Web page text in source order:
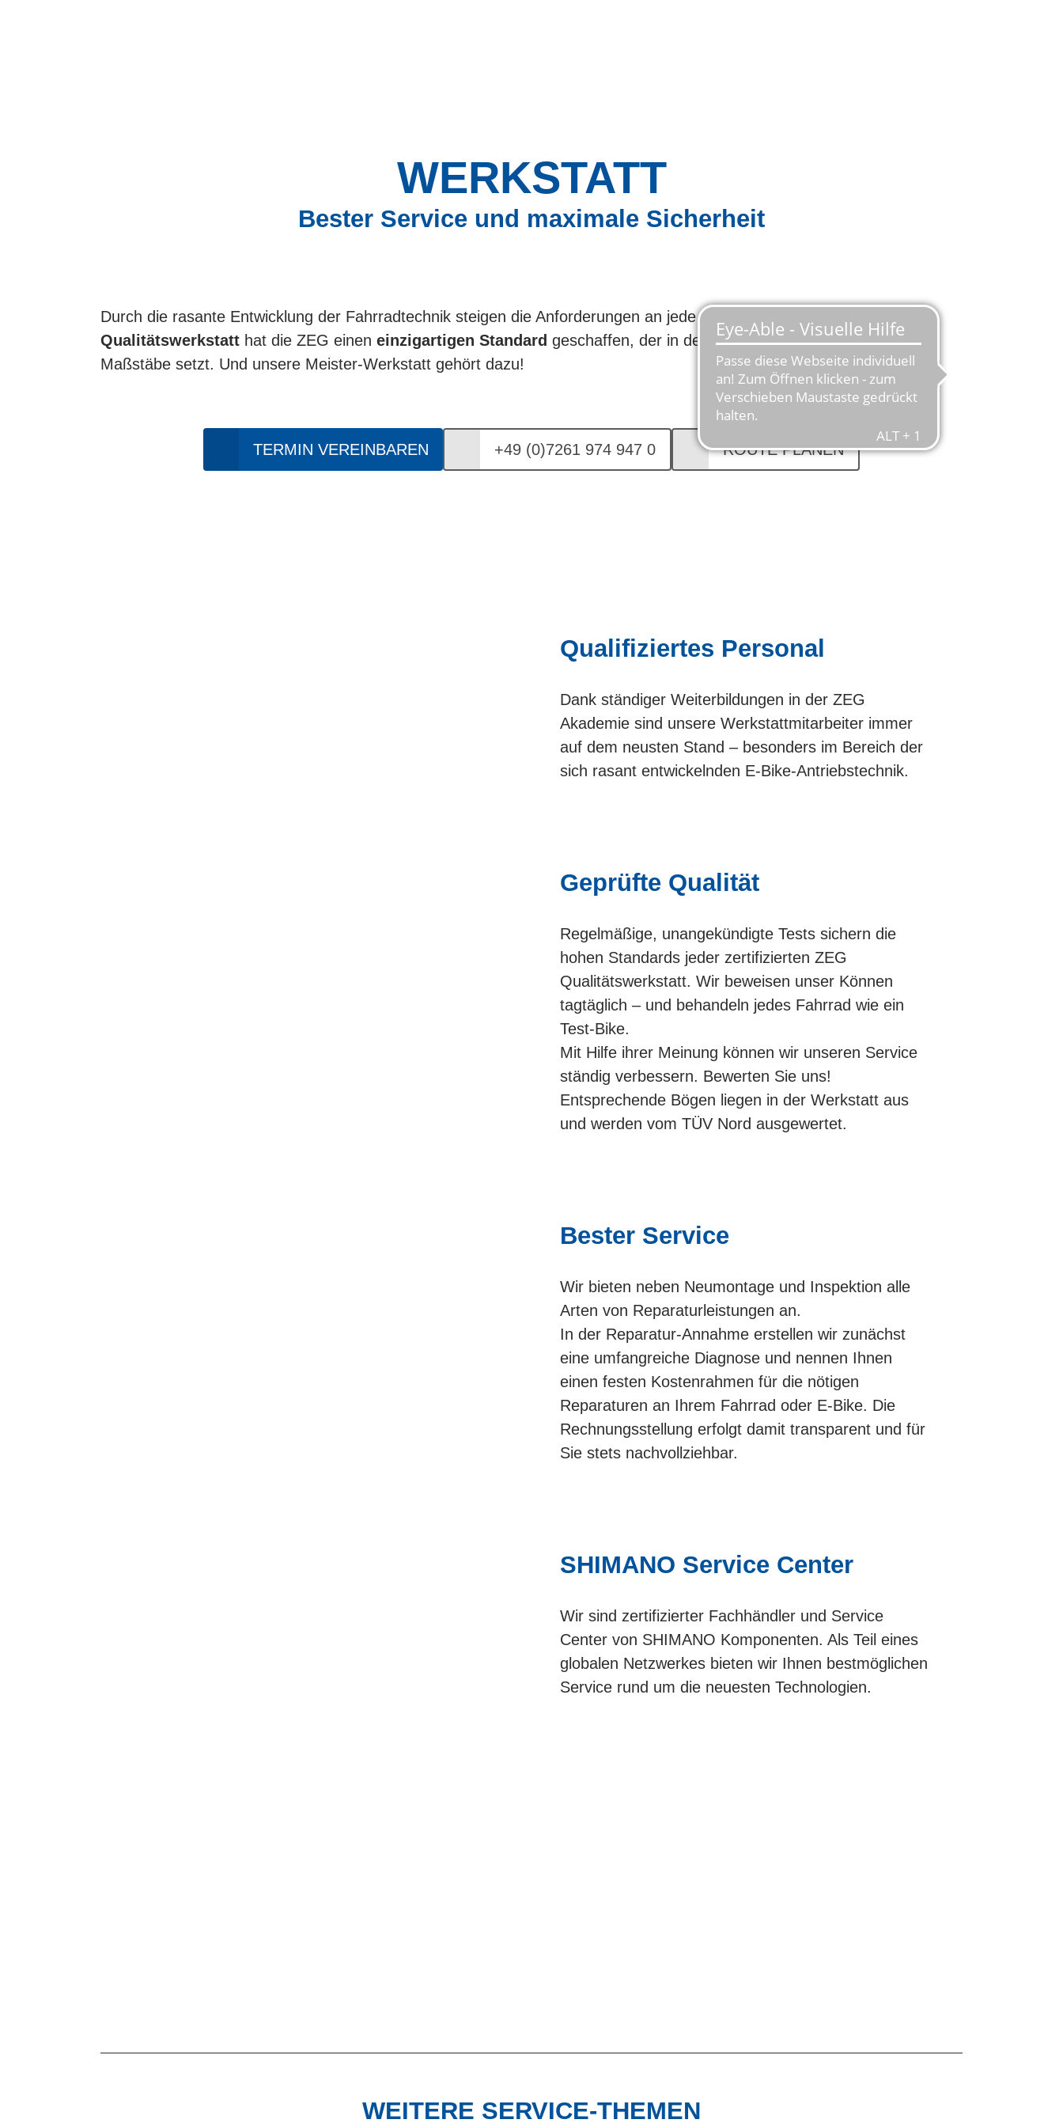
WERKSTATT
Bester Service und maximale Sicherheit
Durch die rasante Entwicklung der Fahrradtechnik steigen die Anforderungen an jede Werkstatt. Mit der
Qualitätswerkstatt hat die ZEG einen einzigartigen Standard geschaffen, der in der gesamten Fahrradbranche neue
Maßstäbe setzt. Und unsere Meister-Werkstatt gehört dazu!
TERMIN VEREINBAREN +49 (0)7261 974 947 0 ROUTE PLANEN
Qualifiziertes Personal
Dank ständiger Weiterbildungen in der ZEG
Akademie sind unsere Werkstattmitarbeiter immer
auf dem neusten Stand – besonders im Bereich der
sich rasant entwickelnden E-Bike-Antriebstechnik.
Geprüfte Qualität
Regelmäßige, unangekündigte Tests sichern die
hohen Standards jeder zertifizierten ZEG
Qualitätswerkstatt. Wir beweisen unser Können
tagtäglich – und behandeln jedes Fahrrad wie ein
Test-Bike.
Mit Hilfe ihrer Meinung können wir unseren Service
ständig verbessern. Bewerten Sie uns!
Entsprechende Bögen liegen in der Werkstatt aus
und werden vom TÜV Nord ausgewertet.
Bester Service
Wir bieten neben Neumontage und Inspektion alle
Arten von Reparaturleistungen an.
In der Reparatur-Annahme erstellen wir zunächst
eine umfangreiche Diagnose und nennen Ihnen
einen festen Kostenrahmen für die nötigen
Reparaturen an Ihrem Fahrrad oder E-Bike. Die
Rechnungsstellung erfolgt damit transparent und für
Sie stets nachvollziehbar.
SHIMANO Service Center
Wir sind zertifizierter Fachhändler und Service
Center von SHIMANO Komponenten. Als Teil eines
globalen Netzwerkes bieten wir Ihnen bestmöglichen
Service rund um die neuesten Technologien.
WEITERE SERVICE-THEMEN